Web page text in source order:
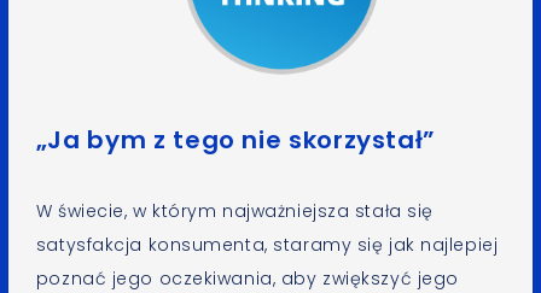
„Ja bym z tego nie skorzystał”
W świecie, w którym najważniejsza stała się
satysfakcja konsumenta, staramy się jak najlepiej
poznać jego oczekiwania, aby zwiększyć jego